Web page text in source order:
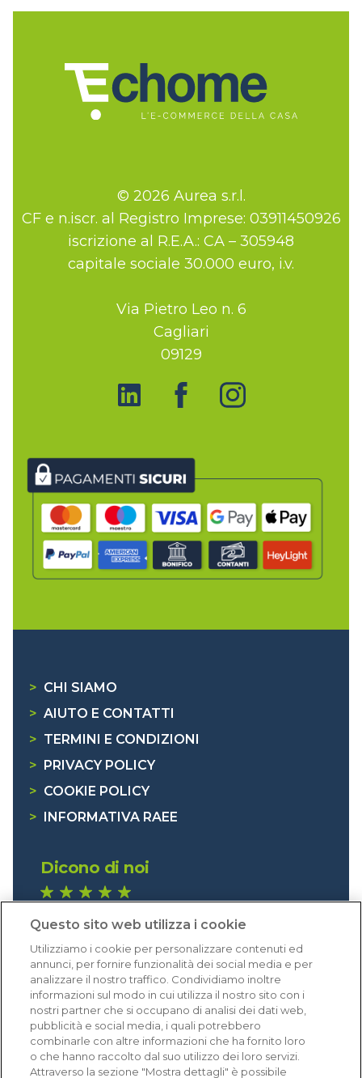
© 2026 Aurea s.r.l.
CF e n.iscr. al Registro Imprese: 03911450926
iscrizione al R.E.A.: CA – 305948
capitale sociale 30.000 euro, i.v.
Via Pietro Leo n. 6
Cagliari
09129
> CHI SIAMO
> AIUTO E CONTATTI
> TERMINI E CONDIZIONI
>
PRIVACY POLICY
> COOKIE POLICY
>
INFORMATIVA RAEE
Dicono di noi
Eccellente (4,8)
Acquisti verificati
Questo sito web utilizza i cookie
Utilizziamo i cookie per personalizzare contenuti ed
annunci, per fornire funzionalità dei social media e per
analizzare il nostro traffico. Condividiamo inoltre
informazioni sul modo in cui utilizza il nostro sito con i
nostri partner che si occupano di analisi dei dati web,
pubblicità e social media, i quali potrebbero
combinarle con altre informazioni che ha fornito loro
o che hanno raccolto dal suo utilizzo dei loro servizi.
Attraverso la sezione "Mostra dettagli" è possibile